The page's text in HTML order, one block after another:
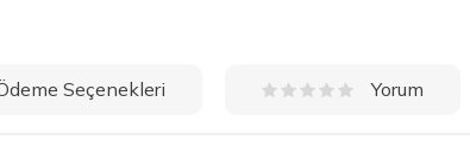
Seçenekleri Yorum